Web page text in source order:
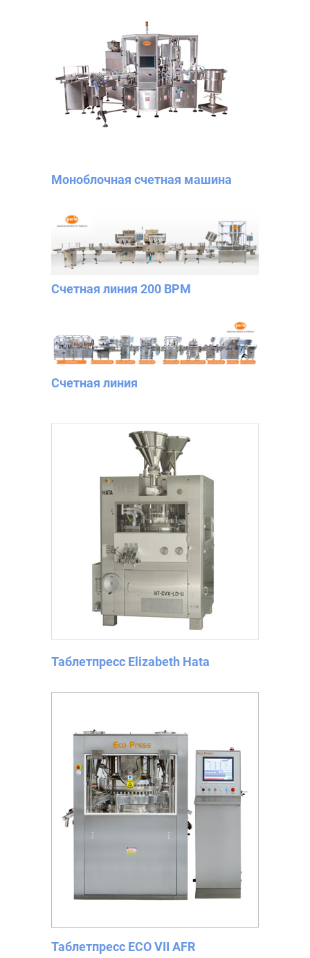
Моноблочная счетная машина
Счетная линия 200 BPM
Счетная линия
Таблетпресс Elizabeth Hata
Таблетпресс ECO VII AFR